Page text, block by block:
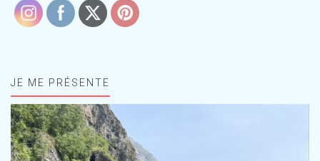
JE ME PRÉSENTE